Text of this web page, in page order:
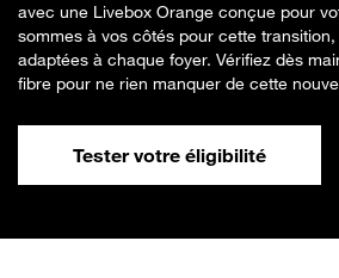
avec une Livebox Orange conçue pour
sommes à vos côtés pour cette
adaptées à chaque foyer. Vérifiez dès
fibre pour ne rien manquer de cette
Tester votre éligibilité